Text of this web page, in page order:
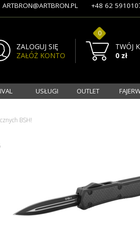
ZALOGUJ SIĘ
ZAŁÓŻ KONTO
TWÓJ
0
0 zł
ARTBRON@ARTBRON.PL +48 62
USŁUGI OUTLET
BSH!